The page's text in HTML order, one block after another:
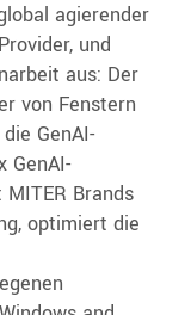
agierender
und
aus: Der
von Fenstern
GenAI-
GenAI-
Brands
optimiert die